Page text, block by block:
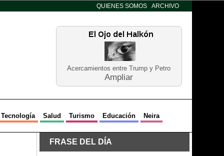
QUIENES SOMOS ARCHIVO
Acercamientos entre Trump y Petro
Ampliar
Tecnología Salud Turismo Educación Neira
FRASE DEL DÍA